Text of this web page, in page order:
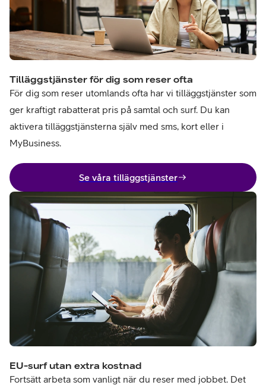
Tilläggstjänster för dig som reser ofta
För dig som reser utomlands ofta har vi tilläggstjänster som
ger kraftigt rabatterat pris på samtal och surf. Du kan
aktivera tilläggstjänsterna själv med sms, kort eller i
MyBusiness.
Se våra tilläggstjänster
EU-surf utan extra kostnad
Fortsätt arbeta som vanligt när du reser med jobbet. Det